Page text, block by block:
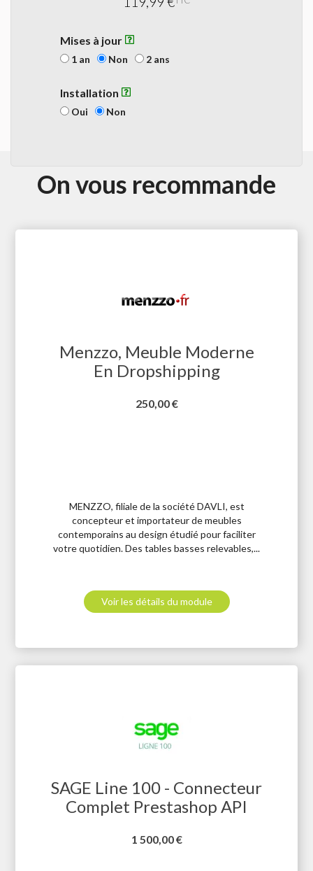
Mises à jour
1 an Non 2 ans
Installation
Oui Non
On vous recommande
Menzzo, Meuble Moderne
En Dropshipping
Prix
250,00 €
MENZZO, filiale de la société DAVLI, est
concepteur et importateur de meubles
contemporains au design étudié pour faciliter
votre quotidien. Des tables basses relevables,...
Voir les détails du module
SAGE Line 100 - Connecteur
Complet Prestashop API
Prix
1 500,00 €